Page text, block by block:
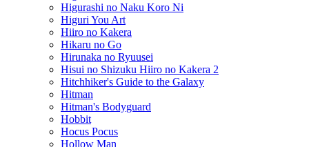
Higurashi no Naku Koro Ni
Higuri You Art
Hiiro no Kakera
Hikaru no Go
Hirunaka no Ryuusei
Hisui no Shizuku Hiiro no Kakera 2
Hitchhiker's Guide to the Galaxy
Hitman
Hitman's Bodyguard
Hobbit
Hocus Pocus
Hollow Man